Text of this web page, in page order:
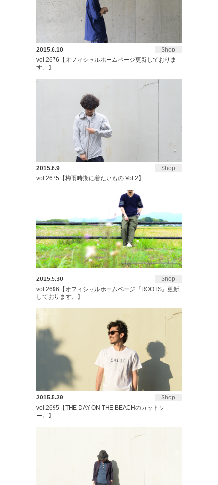
Shop
2015.6.10
vol.2676【オフィシャルホームページ更新しておりま
す。】
Shop
2015.6.9
vol.2675【梅雨時期に着たいもの Vol.2】
Shop
2015.5.30
vol.2696【オフィシャルホームページ『ROOTS』更新
しております。】
Shop
2015.5.29
vol.2695【THE DAY ON THE BEACHのカットソ
ー。】